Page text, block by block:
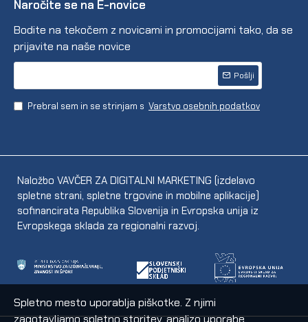
Naročite se na E-novice
Bodite na tekočem z novicami in promocijami tako, da se
prijavite na naše novice
Pošlji
Prebral sem in se strinjam s Varstvo osebnih podatkov
Naložbo VAVČER ZA DIGITALNI MARKETING (izdelavo
spletne strani, spletne trgovine in mobilne aplikacije)
sofinancirata Republika Slovenija in Evropska unija iz
Evropskega sklada za regionalni razvoj.
Spletno mesto uporablja piškotke. Z njimi
zagotavljamo spletno storitev, analizo uporabe,